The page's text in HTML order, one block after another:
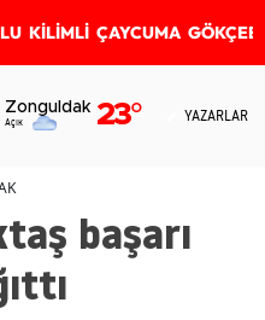
KİLİMLİ ÇAYCUMA
Zonguldak
Açık 23° YAZARLAR
başarı